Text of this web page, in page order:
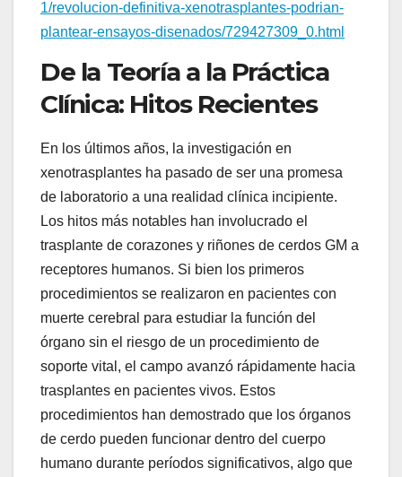
1/revolucion-definitiva-xenotrasplantes-podrian-
plantear-ensayos-disenados/729427309_0.html
De la Teoría a la Práctica
Clínica: Hitos Recientes
En los últimos años, la investigación en
xenotrasplantes ha pasado de ser una promesa
de laboratorio a una realidad clínica incipiente.
Los hitos más notables han involucrado el
trasplante de corazones y riñones de cerdos GM a
receptores humanos. Si bien los primeros
procedimientos se realizaron en pacientes con
muerte cerebral para estudiar la función del
órgano sin el riesgo de un procedimiento de
soporte vital, el campo avanzó rápidamente hacia
trasplantes en pacientes vivos. Estos
procedimientos han demostrado que los órganos
de cerdo pueden funcionar dentro del cuerpo
humano durante períodos significativos, algo que